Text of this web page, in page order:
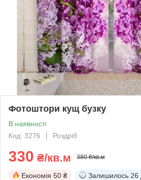
Фотоштори кущ бузку
В наявності
Код: 3276
Роздріб
330 ₴/кв.м 380 ₴/кв.м
Економія 50 ₴ Залишилось 26